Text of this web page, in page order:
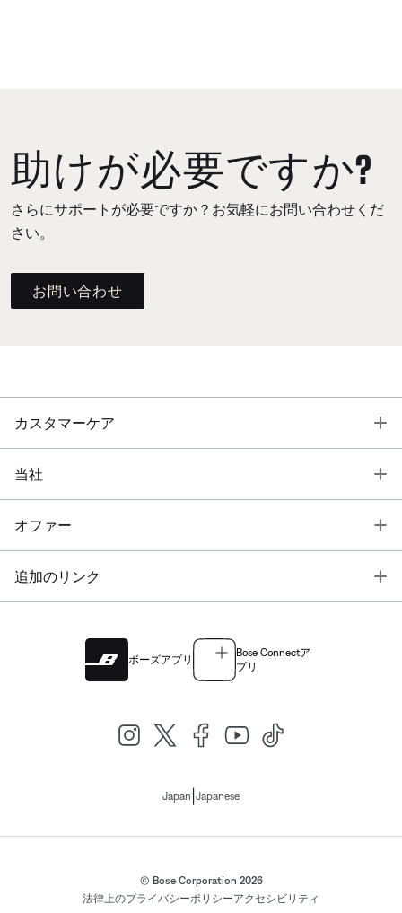
助けが必要ですか?
さらにサポートが必要ですか？お気軽にお問い合わせくだ
さい。
お問い合わせ
カスタマーケア
当社
オファー
追加のリンク
ボーズアプリ
Bose Connectア
プリ
Japan Japanese
© Bose Corporation 2026
法律上のプライバシーポリシーアクセシビリティ